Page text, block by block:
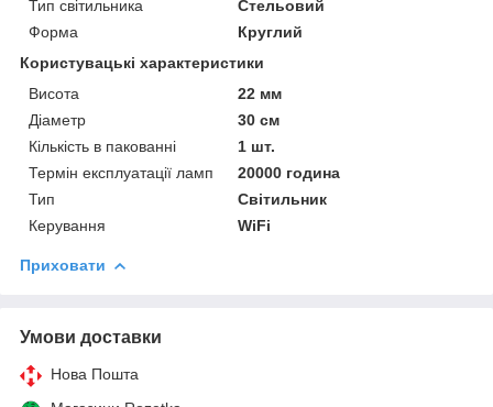
Тип світильника
Стельовий
Форма
Круглий
Користувацькі характеристики
Висота
22 мм
Діаметр
30 см
Кількість в пакованні
1 шт.
Термін експлуатації ламп
20000 година
Тип
Світильник
Керування
WiFi
Приховати
Умови доставки
Нова Пошта